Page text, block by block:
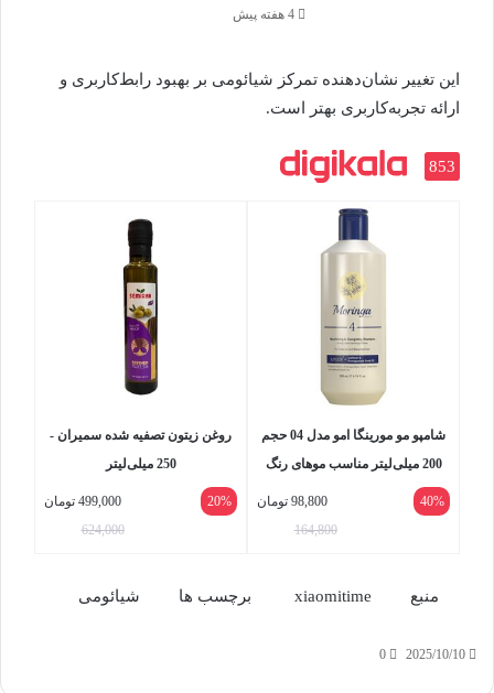
4 هفته پیش
این تغییر نشان‌دهنده تمرکز شیائومی بر بهبود رابط‌کاربری و
ارائه تجربه‌کاربری بهتر است.
853
شامپو مو مورینگا امو مدل 04 حجم
200 میلی‌لیتر مناسب موهای رنگ
شده و آسیب دیده، تقویت کننده،
بدون تست حیوانی
40%
98,800 تومان
164,800
روغن زیتون تصفیه شده سمیران -
250 میلی‌لیتر
20%
499,000 تومان
624,000
منبع xiaomitime برچسب ها شیائومی
2025/10/10
0